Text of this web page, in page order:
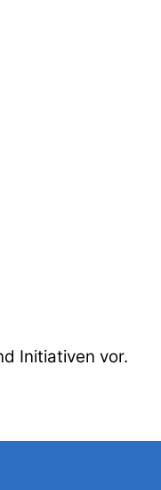
Initiativen vor.